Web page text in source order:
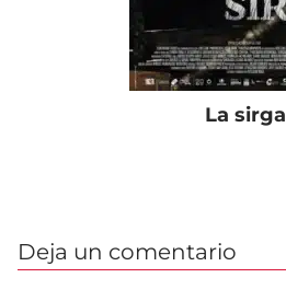
La sirga
Deja un comentario